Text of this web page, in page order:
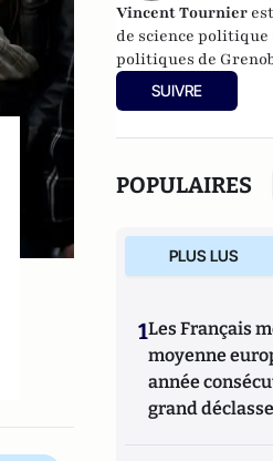
Vincent Tournier
de science politique
politiques de
SUIVRE
POPULAIRES
PLUS LUS
1Les Français
moyenne
année
grand